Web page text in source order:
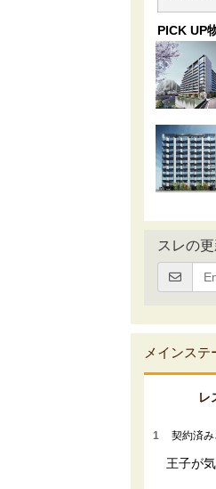
PICK UP
スレの
メインステ
レ
1 契約済み
王子が